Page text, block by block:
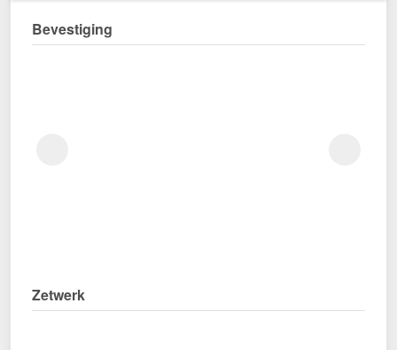
Bevestiging
Zetwerk